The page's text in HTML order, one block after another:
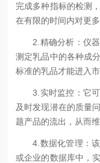
完成多种指标的检测
在有限的时间内对更
2.精确分析：仪器
测定乳品中的各种成
标准的乳品才能进入
3.实时监控：它可
及时发现潜在的质量
题产品的流出，从而
4.数据化管理：该
或企业的数据库中，